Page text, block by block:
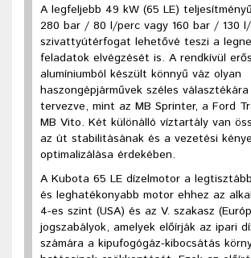
A legfeljebb 49 kW (65 LE)
280 bar / 80 l/perc vagy 160 bar / 130
szivattyútérfogat lehetővé teszi a
feladatok elvégzését is. A rendkívül erős
alumíniumból készült könnyű váz olyan
haszongépjárművek széles
tervezve, mint az MB Sprinter, a Ford
MB Vito. Két különálló víztartály van
az út stabilitásának és a vezetési
optimalizálása érdekében.
A Kubota 65 LE dízelmotor a
és leghatékonyabb motor ehhez az
4-es szint (USA) és az V. szakasz
jogszabályok, amelyek előírják az ipari
számára a kipufogógáz-kibocsátás